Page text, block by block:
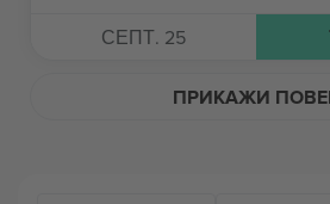
СЕПТ. 25
ПРИКАЖИ